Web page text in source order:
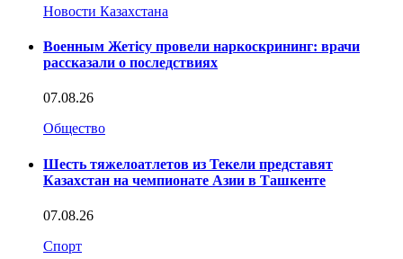
Новости Казахстана
Военным Жетісу провели наркоскрининг: врачи
рассказали о последствиях
07.08.26
Общество
Шесть тяжелоатлетов из Текели представят
Казахстан на чемпионате Азии в Ташкенте
07.08.26
Спорт